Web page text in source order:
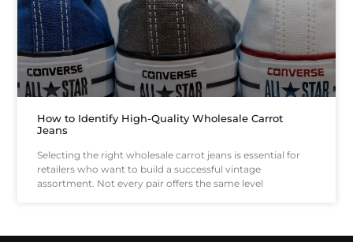
How to Identify High-Quality Wholesale Carrot
Jeans
Selecting the right wholesale carrot jeans is essential for
retailers who want to build a successful vintage
assortment. Not every pair offers the same level